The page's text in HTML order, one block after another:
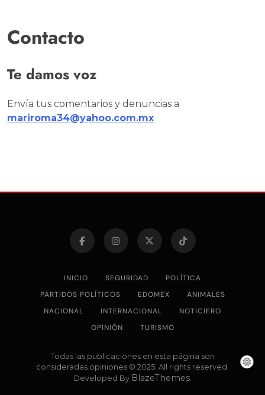
Contacto
Te damos voz
Envía tus comentarios y denuncias a
mariroma34@yahoo.com.mx
INICIO SEGURIDAD
POLÍTICA
PARTIDOS POLÍTICOS
EDOMEX
ANIMALES
NACIONAL
INTERNACIONAL
NOTICIERO
OPINIÓN
TURISMO
Todas las publicaciones en esta página son
consideradas opiniones © 2025. All rights reserved.
Developed By BlazeThemes.